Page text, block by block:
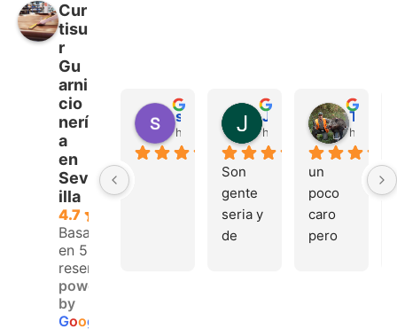
Cur
tisu
r
Gu
arni
cio
nerí
a
en
Sev
illa
4.7
Basado
en 53
reseñas.
powered
by
Goog
hace 4 meses hace 4 meses
Son
gente
seria y
de
hace 4
un
poco
caro
pero